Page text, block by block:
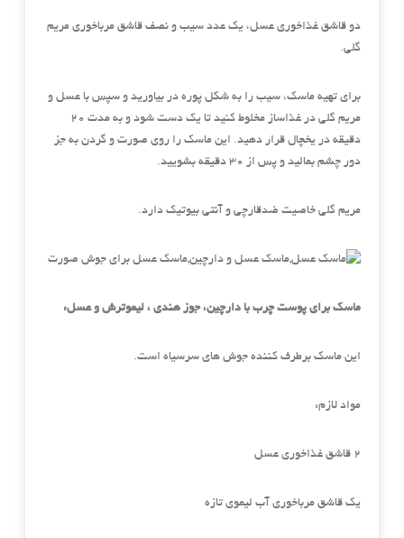
دو قاشق غذاخوری عسل، یک عدد سیب و نصف قاشق مرباخوری مریم
گلی.
برای تهیه ماسک، سیب را به شکل پوره در بیاورید و سپس با عسل و
مریم گلی در غذاساز مخلوط کنید تا یک دست شود و به مدت ۲۰
دقیقه در یخچال قرار دهید. این ماسک را روی صورت و گردن به جز
دور چشم بمالید و پس از ۳۰ دقیقه بشویید.
مریم گلی خاصیت ضدقارچی و آنتی بیوتیک دارد.
ماسک برای پوست چرب با دارچین، جوز هندی ، لیموترش و عسل:
این ماسک برطرف کننده جوش های سرسیاه است.
مواد لازم:
۲ قاشق غذاخوری عسل
یک قاشق مرباخوری آب لیموی تازه